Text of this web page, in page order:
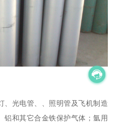
、光电管、、照明管及飞机制造
铝和其它合金铁保护气体；氩用